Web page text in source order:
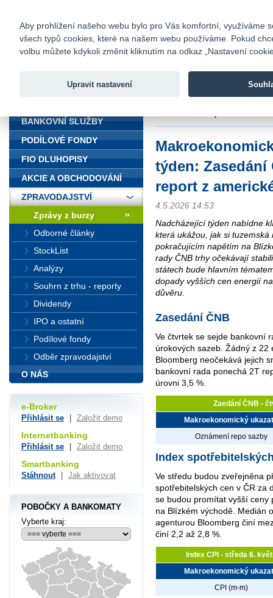
Fio banka
Fio banka
týden: Zasedání
report z
4.5.2026 14:53
Nadcházející týden nabídne
která ukážou, jak si
pokračujícím napětím na
rady ČNB trhy očekávají
státech bude hlavním
dopady vyšších cen energií
důvěru.
Zasedání ČNB
Ve čtvrtek se sejde bankovní
úrokových sazeb. Žádný z
Bloomberg neočekává jejich
bankovní rada ponechá 2T
úrovni 3,5 %.
Zaedání ČNB -
Makroekonomický
Oznámení repo sazby
Index
Ve středu budou zveřejněna
spotřebitelských cen v ČR za
se budou promítat vyšší ceny
na Blízkém východě. Medián
agenturou Bloomberg činí
činí 2,2 až 2,8 %.
Index CPI - středa 6.
Makroekonomický
CPI (m-m)
BANKOVNÍ SLUŽBY
PODÍLOVÉ FONDY
FIO DLUHOPISY
AKCIE A OBCHODOVÁNÍ
ZPRAVODAJSTVÍ
Zprávy z burzy
Odborné články
StockList
Analýzy
Souhrn z trhu - reporty
Dividendy
IPO a ostatní
Podílové fondy
Odběr zpravodajství
O NÁS
e-Broker
Přihlásit se Založit demo
Internetbanking
Přihlásit se Založit demo
Smartbanking
Stáhnout Jak aktivovat
POBOČKY A BANKOMATY
Vyberte kraj:
Aby prohlížení našeho webu bylo pro Vás komfortní, využíváme
všech typů cookies, které na našem webu používáme. Pokud
volbu můžete kdykoli změnit kliknutím na odkaz „Nastavení
Upravit nastavení